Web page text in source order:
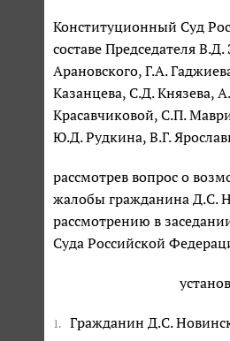
Конституционный Суд
составе Председателя
Арановского, Г.А.
Казанцева, С.Д. Князева,
Красавчиковой, С.П.
Ю.Д. Рудкина, В.Г.
рассмотрев вопрос о
жалобы гражданина Д.С.
рассмотрению в
Суда Российской
1.
Гражданин Д.С.